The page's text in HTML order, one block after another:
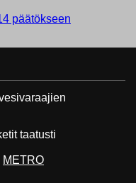
päätökseen
taatusti
METRO